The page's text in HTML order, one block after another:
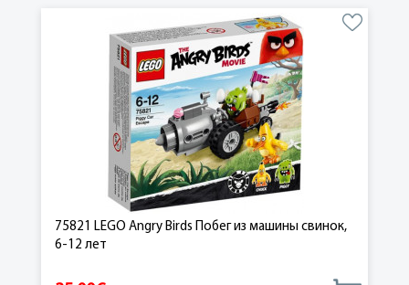
75821 LEGO Angry Birds Побег из машины свинок,
6-12 лет